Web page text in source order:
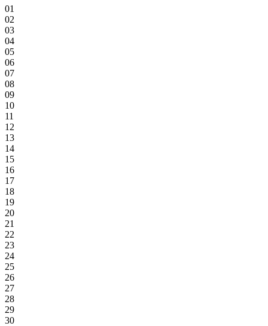
01
02
03
04
05
06
07
08
09
10
11
12
13
14
15
16
17
18
19
20
21
22
23
24
25
26
27
28
29
30